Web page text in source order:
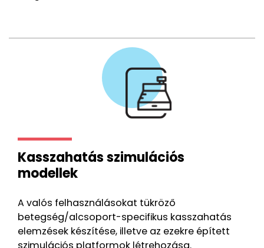
Kasszahatás szimulációs
modellek
A valós felhasználásokat tükröző
betegség/alcsoport-specifikus kasszahatás
elemzések készítése, illetve az ezekre épített